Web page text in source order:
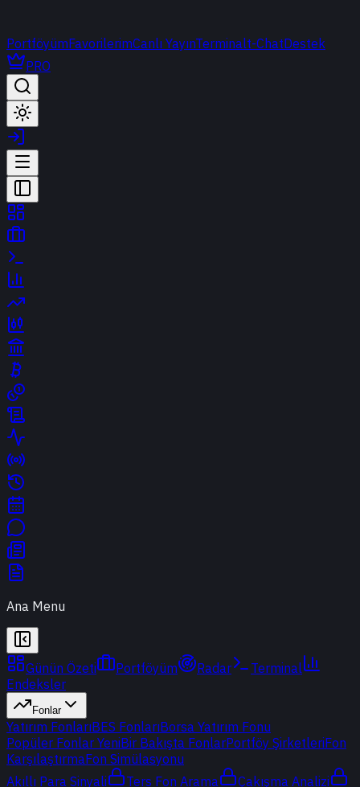
PortföyümFavorilerimCanlı YayınTerminalt-ChatDestek
PRO
Ana Menu
Günün Özeti Portföyüm Radar
Terminal
Endeksler
Fonlar
Yatırım FonlarıBES FonlarıBorsa Yatırım Fonu
Popüler Fonlar YeniBir Bakışta FonlarPortföy ŞirketleriFon
KarşılaştırmaFon Simülasyonu
Akıllı Para Sinyali
Ters Fon Arama
Çakışma Analizi